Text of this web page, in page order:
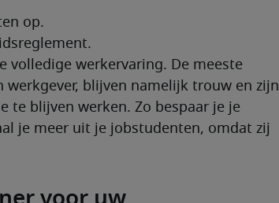
volledige werkervaring. De meeste
blijven namelijk trouw en zijn
te blijven werken. Zo bespaar je je
je meer uit je jobstudenten, omdat zij